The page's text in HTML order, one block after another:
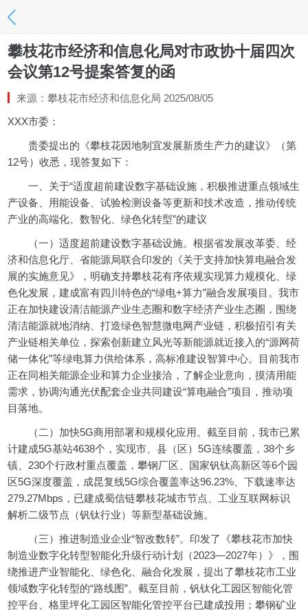
攀枝花市经济和信息化局对市政协十届四次
会议第12号提案答复的函
来源：攀枝花市经济和信息化局 2025/08/05
XXX市委：
贵委提出的《攀枝花因地制宜发展新质生产力的建议》（第
12号）收悉，现答复如下：
一、关于“适度超前建设数字基础设施，积极推进重点领域生
产设备、用能设备、试验检测设备等更新和技术改造，推动传统
产业的高端化、数智化、绿色化转型”的建议
（一）适度超前建设数字基础设施。根据省发展改革委、经
济和信息化厅、省能源局联合印发的《关于支持加快算电融合发
展的实施意见》，明确支持攀枝花有序依规实现算力规模化、绿
色化发展，建成富有四川特色的“绿电+算力”融合发展项目。我市
正在加快建设清洁能源产业生态圈和数字经济产业生态圈，围绕
清洁能源就地消纳、打造绿色智慧微电网产业链，积极招引有关
产业链相关单位，探索创新建立风光等新能源就近接入的“源网荷
储一体化”等绿电算力供给体系，高标准建设智算中心。目前我市
正在同相关能源企业和算力企业接洽，了解企业意向，摸清用能
需求，协调沟通光伏配套企业共同建设“算电融合”项目，推动项
目落地。
（二）加快5G商用部署和规模化应用。截至目前，我市已累
计建成5G基站4638个，实现市、县（区）5G连续覆盖，38个乡
镇、230个行政村重点覆盖，攀钢厂区、国家钒钛高新区等6个园
区5G深度覆盖，成昆复线5G综合覆盖率达96.23%、下载速率达
279.27Mbps，已建成蜀信链攀枝花城市节点、工业互联网标识
解析二级节点（钒钛行业）等新型基础设施。
（三）推进制造业企业“智改数转”。印发了《攀枝花市加快
制造业数字化转型智能化升级行动计划（2023—2027年）》，围
绕推进产业智能化、绿色化、融合化发展，提出了攀枝花市工业
领域数字化转型的“路线图”。截至目前，钒钛化工园区智能化管
控平台、格里坪化工园区智能化管控平台已建成投用；攀钢矿业